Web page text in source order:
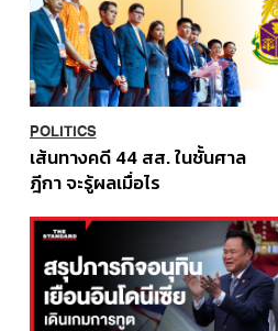
POLITICS
เส้นทางคดี 44 สส. ในชั้นศาล
ฎีกา จะรู้ผลเมื่อไร